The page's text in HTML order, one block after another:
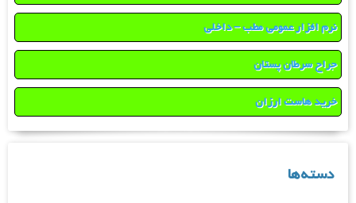
نرم افزار عمومی مطب – داخلی
جراح سرطان پستان
خرید هاست ارزان
دسته‌ها